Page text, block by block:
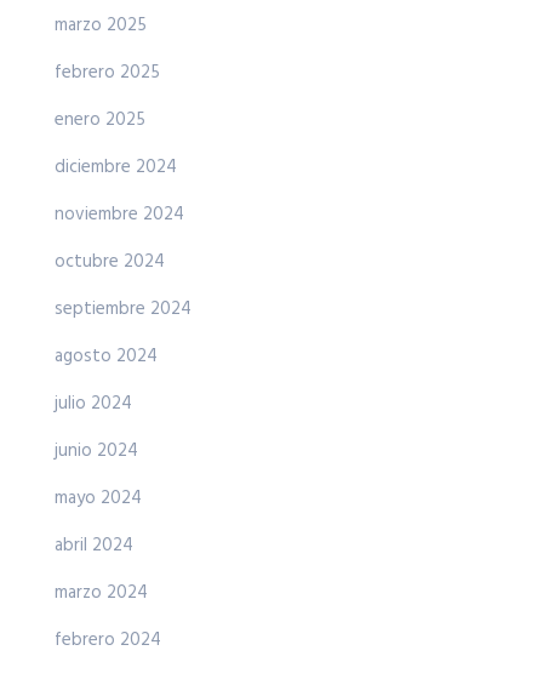
marzo 2025
febrero 2025
enero 2025
diciembre 2024
noviembre 2024
octubre 2024
septiembre 2024
agosto 2024
julio 2024
junio 2024
mayo 2024
abril 2024
marzo 2024
febrero 2024